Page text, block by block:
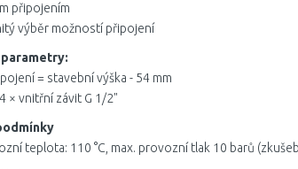
připojením
výběr možností připojení
= stavební výška - 54 mm
× vnitřní závit G 1/2"
teplota: 110 °C, max. provozní tlak 10 barů